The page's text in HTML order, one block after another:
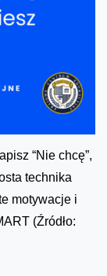
“Nie chcę”,
technika
motywacje i
(Źródło: